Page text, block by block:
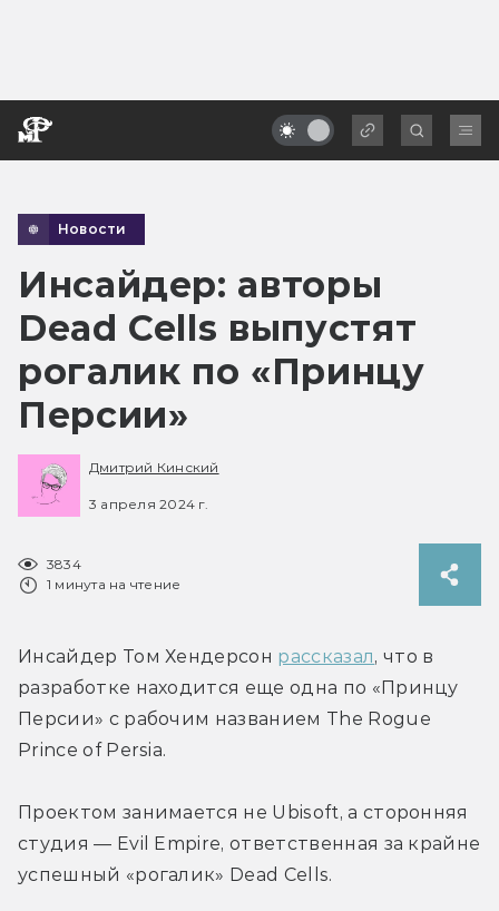
Новости
Инсайдер: авторы
Dead Cells выпустят
рогалик по «Принцу
Персии»
Дмитрий Кинский
3 апреля 2024 г.
3834
1 минута на чтение
Инсайдер Том Хендерсон рассказал, что в
разработке находится еще одна по «Принцу
Персии» с рабочим названием The Rogue
Prince of Persia.
Проектом занимается не Ubisoft, а сторонняя
студия — Evil Empire, ответственная за крайне
успешный «рогалик» Dead Cells.